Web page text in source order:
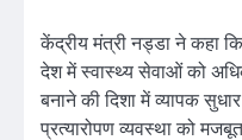
केंद्रीय मंत्री नड्डा ने कहा
देश में स्वास्थ्य सेवाओं को
बनाने की दिशा में व्यापक
प्रत्यारोपण व्यवस्था को